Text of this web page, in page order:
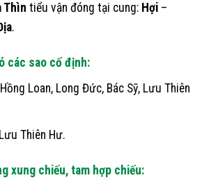
Thìn tiểu vận đóng tại cung: Hợi –
.
các sao cố định:
Loan, Long Đức, Bác Sỹ, Lưu Thiên
Thiên Hư.
xung chiếu, tam hợp chiếu: